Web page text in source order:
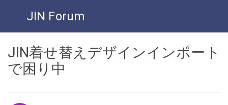
JIN Forum
JIN着せ替えデザインインポート
で困り中